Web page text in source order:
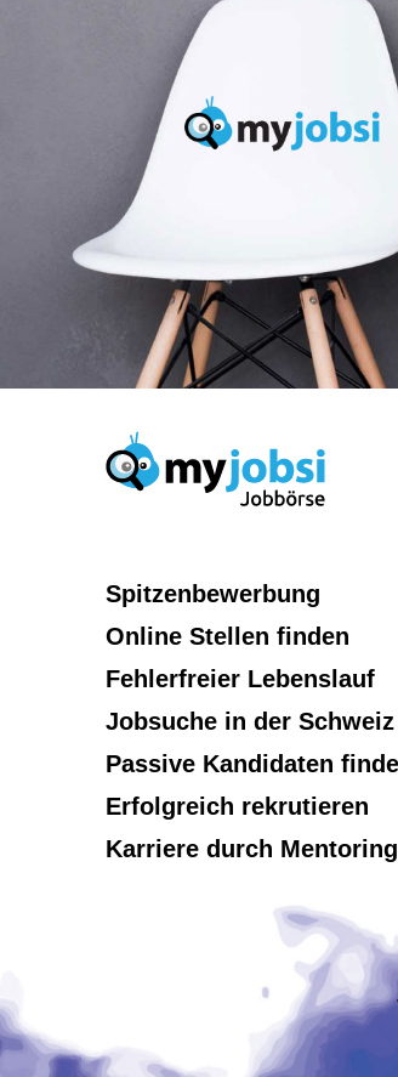
Spitzenbewerbung
Online Stellen finden
Fehlerfreier Lebenslauf
Jobsuche in der Schweiz
Passive Kandidaten
Erfolgreich rekrutieren
Karriere durch Mentoring